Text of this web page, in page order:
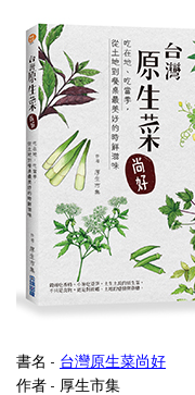
書名 - 台灣原生菜尚好
作者 - 厚生市集